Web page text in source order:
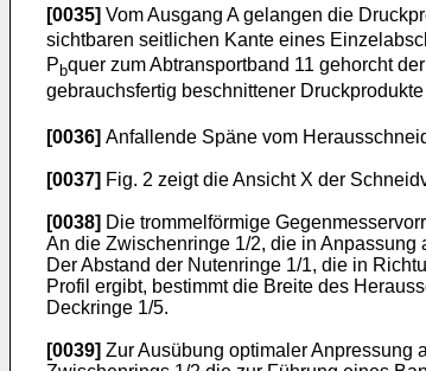
[0035] Vom Ausgang A gelangen die
sichtbaren seitlichen Kante eines
P bquer zum Abtransportband 11 gehorcht
gebrauchsfertig beschnittener Druckprodukte
[0036] Anfallende Späne vom
[0037] Fig. 2 zeigt die Ansicht X der
[0038] Die trommelförmige
An die Zwischenringe 1/2, die in
Der Abstand der Nutenringe 1/1, die in
Profil ergibt, bestimmt die Breite des
Deckringe 1/5.
[0039] Zur Ausübung optimaler Anpressung